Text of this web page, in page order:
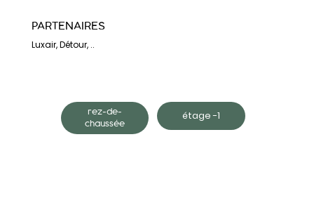
PARTENAIRES
Luxair, Détour, ..
rez-de-
chaussée
étage -1